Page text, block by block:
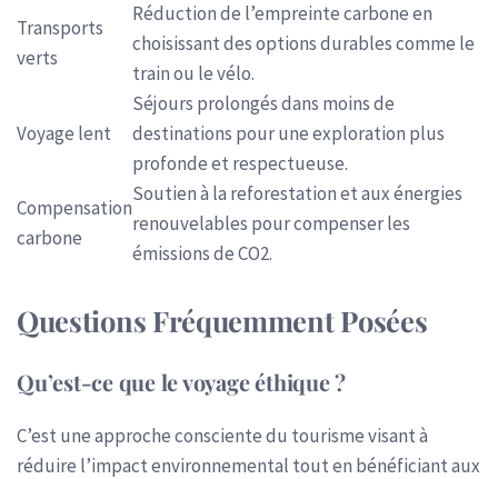
Transports
verts
Réduction de l’empreinte carbone en
choisissant des options durables comme le
train ou le vélo.
Voyage lent
Séjours prolongés dans moins de
destinations pour une exploration plus
profonde et respectueuse.
Compensation
carbone
Soutien à la reforestation et aux énergies
renouvelables pour compenser les
émissions de CO2.
Questions Fréquemment Posées
Qu’est-ce que le voyage éthique ?
C’est une approche consciente du tourisme visant à
réduire l’impact environnemental tout en bénéficiant aux